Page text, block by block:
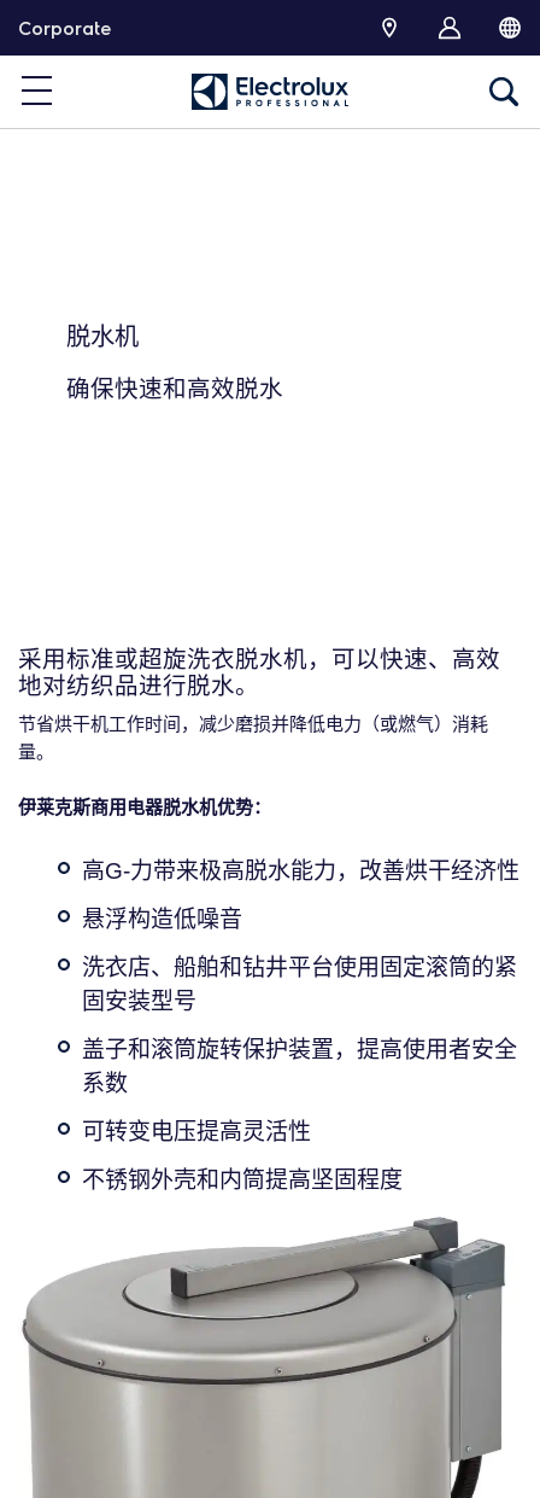
Corporate
脱水机
确保快速和高效脱水
采用标准或超旋洗衣脱水机，可以快速、高效
地对纺织品进行脱水。
节省烘干机工作时间，减少磨损并降低电力（或燃气）消耗
量。
伊莱克斯商用电器脱水机优势：
高G-力带来极高脱水能力，改善烘干经济性
悬浮构造低噪音
洗衣店、船舶和钻井平台使用固定滚筒的紧
固安装型号
盖子和滚筒旋转保护装置，提高使用者安全
系数
可转变电压提高灵活性
不锈钢外壳和内筒提高坚固程度